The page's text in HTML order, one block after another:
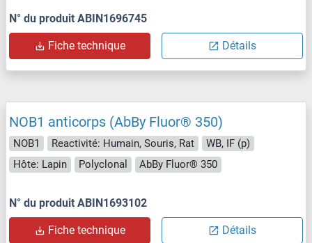
N° du produit ABIN1696745
Fiche technique Détails
NOB1 anticorps (AbBy Fluor® 350)
NOB1 Reactivité: Humain, Souris, Rat
WB, IF (p)
Hôte: Lapin
Polyclonal AbBy Fluor® 350
N° du produit ABIN1693102
Fiche technique Détails